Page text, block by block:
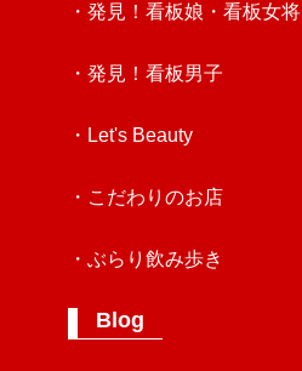
・発見！看板娘・看板女将
・発見！看板男子
・Let's Beauty
・こだわりのお店
・ぶらり飲み歩き
Blog